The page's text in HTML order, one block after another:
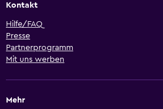
Kontakt
Hilfe/FAQ
Presse
Partnerprogramm
Mit uns werben
Mehr